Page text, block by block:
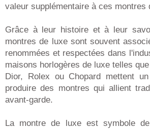
valeur supplémentaire à ces montres
Grâce à leur histoire et à leur
montres de luxe sont souvent
renommées et respectées dans
maisons horlogères de luxe telles
Dior, Rolex ou Chopard mettent
produire des montres qui allient
avant-garde.
La montre de luxe est symbole